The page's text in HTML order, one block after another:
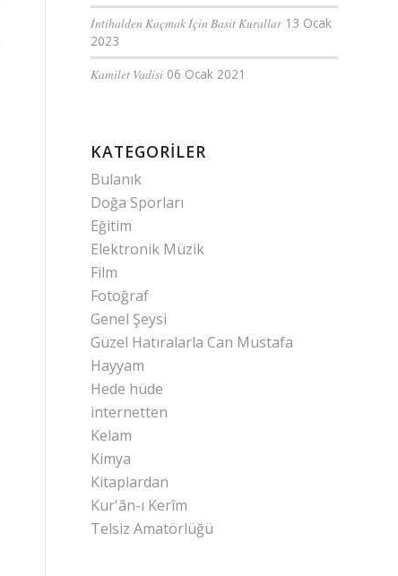
İntihalden Kaçmak İçin Basit Kurallar 13 Ocak
2023
Kamilet Vadisi 06 Ocak 2021
KATEGORILER
Bulanık
Doğa Sporları
Eğitim
Elektronik Müzik
Film
Fotoğraf
Genel Şeysi
Güzel Hatıralarla Can Mustafa
Hayyam
Hede hüde
internetten
Kelam
Kimya
Kitaplardan
Kur'ân-ı Kerîm
Telsiz Amatörlüğü